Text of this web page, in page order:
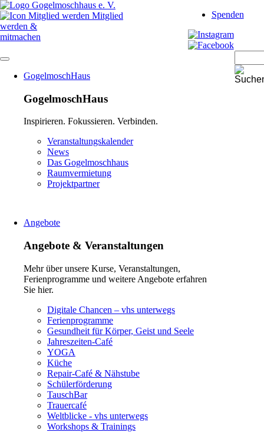
Mitglied
werden &
mitmachen
überspringen
Spenden
überspringenGogelmoschHaus
GogelmoschHaus
Inspirieren. Fokussieren. Verbinden.
Navigation
überspringen
Veranstaltungskalender
News
Das Gogelmoschhaus
Raumvermietung
Projektpartner
Angebote
Angebote & Veranstaltungen
Mehr über unsere Kurse, Veranstaltungen,
Ferienprogramme und weitere Angebote erfahren
Sie hier.
Navigation
überspringen
Digitale Chancen – vhs unterwegs
Ferienprogramme
Gesundheit für Körper, Geist und Seele
Jahreszeiten-Café
YOGA
Küche
Repair-Café & Nähstube
Schülerförderung
TauschBar
Trauercafé
Weltblicke - vhs unterwegs
Workshops & Trainings